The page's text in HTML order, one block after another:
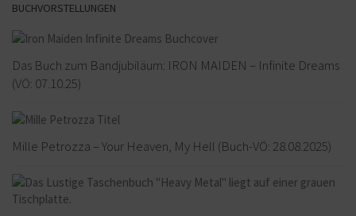
BUCHVORSTELLUNGEN
Das Buch zum Bandjubiläum: IRON MAIDEN – Infinite Dreams
(VÖ: 07.10.25)
Mille Petrozza – Your Heaven, My Hell (Buch-VÖ: 28.08.2025)